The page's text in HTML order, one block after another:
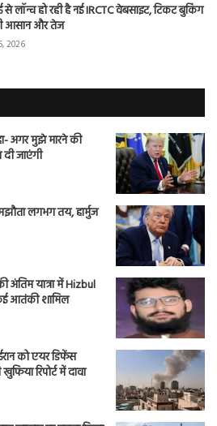
से लॉन्च हो रही है नई IRCTC वेबसाइट, टिकट बुकिंग
आसान और तेज
2026
अगर मुझे मारने की
जाएंगी
लगभग तय, हार्मुज
अंतिम यात्रा में Hizbul
आतंकी शामिल
को एयर डिफेंस
रिपोर्ट में दावा